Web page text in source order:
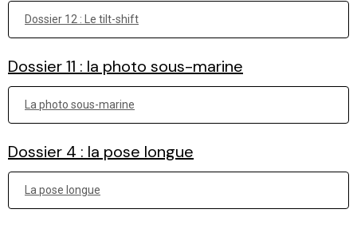
Dossier 12 : Le tilt-shift
Dossier 11 : la photo sous-marine
La photo sous-marine
Dossier 4 : la pose longue
La pose longue